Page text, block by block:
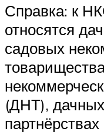
Справка: к
относятся
садовых
(ДНТ),